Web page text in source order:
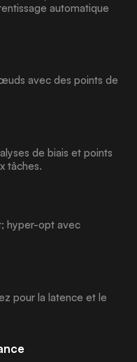
automatique
avec des points de
de biais et points
tâches.
hyper-opt avec
pour la latence et le